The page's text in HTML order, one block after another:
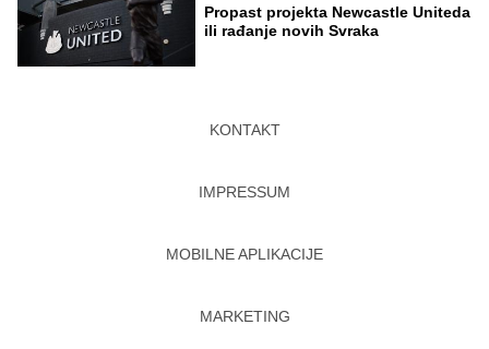
Propast projekta Newcastle Uniteda
ili rađanje novih Svraka
KONTAKT
IMPRESSUM
MOBILNE APLIKACIJE
MARKETING